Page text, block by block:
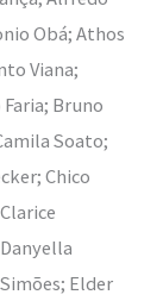
Obá; Athos
Viana;
Bruno
Soato;
Chico
Elder